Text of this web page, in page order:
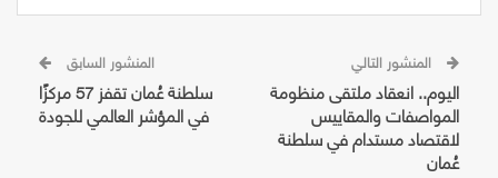
المنشور السابق
سلطنة عُمان تقفز 57 مركزًا
في المؤشر العالمي للجودة
اليوم.. انعقاد ملتقى منظومة
المواصفات والمقاييس
لاقتصاد مستدام في سلطنة
عُمان